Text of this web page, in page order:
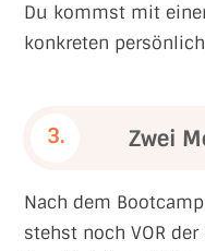
Du kommst mit
konkreten
3. Zwei
Nach dem
stehst noch VOR